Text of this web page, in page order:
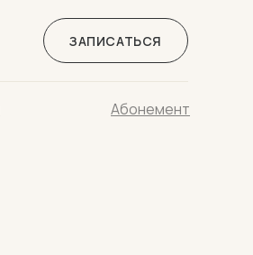
Абонемент
ЗАПИСАТЬСЯ